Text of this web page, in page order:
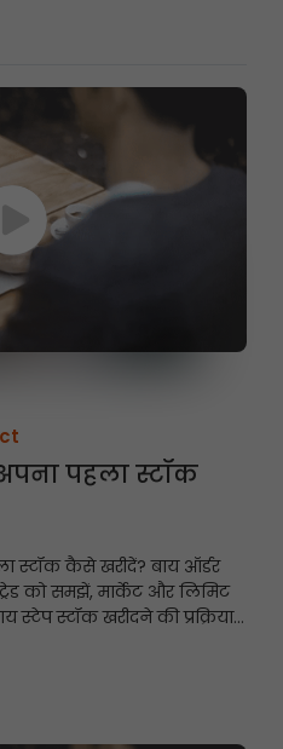
पहला स्टॉक
स्टॉक कैसे खरीदें? बाय ऑर्डर
को समझें, मार्केट और लिमिट
स्टेप स्टॉक खरीदने की प्रक्रिया